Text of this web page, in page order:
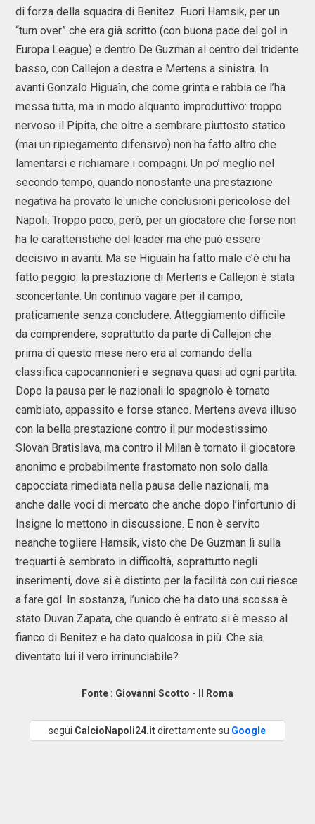
di forza della squadra di Benitez. Fuori Hamsik, per un
“turn over” che era già scritto (con buona pace del gol in
Europa League) e dentro De Guzman al centro del tridente
basso, con Callejon a destra e Mertens a sinistra. In
avanti Gonzalo Higuaìn, che come grinta e rabbia ce l’ha
messa tutta, ma in modo alquanto improduttivo: troppo
nervoso il Pipita, che oltre a sembrare piuttosto statico
(mai un ripiegamento difensivo) non ha fatto altro che
lamentarsi e richiamare i compagni. Un po’ meglio nel
secondo tempo, quando nonostante una prestazione
negativa ha provato le uniche conclusioni pericolose del
Napoli. Troppo poco, però, per un giocatore che forse non
ha le caratteristiche del leader ma che può essere
decisivo in avanti. Ma se Higuaìn ha fatto male c’è chi ha
fatto peggio: la prestazione di Mertens e Callejon è stata
sconcertante. Un continuo vagare per il campo,
praticamente senza concludere. Atteggiamento difficile
da comprendere, soprattutto da parte di Callejon che
prima di questo mese nero era al comando della
classifica capocannonieri e segnava quasi ad ogni partita.
Dopo la pausa per le nazionali lo spagnolo è tornato
cambiato, appassito e forse stanco. Mertens aveva illuso
con la bella prestazione contro il pur modestissimo
Slovan Bratislava, ma contro il Milan è tornato il giocatore
anonimo e probabilmente frastornato non solo dalla
capocciata rimediata nella pausa delle nazionali, ma
anche dalle voci di mercato che anche dopo l’infortunio di
Insigne lo mettono in discussione. E non è servito
neanche togliere Hamsik, visto che De Guzman lì sulla
trequarti è sembrato in difficoltà, soprattutto negli
inserimenti, dove si è distinto per la facilità con cui riesce
a fare gol. In sostanza, l’unico che ha dato una scossa è
stato Duvan Zapata, che quando è entrato si è messo al
fianco di Benitez e ha dato qualcosa in più. Che sia
diventato lui il vero irrinunciabile?
Fonte : Giovanni Scotto - Il Roma
segui CalcioNapoli24.itdirettamente su Google